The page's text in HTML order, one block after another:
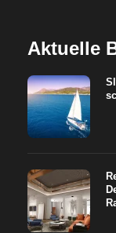
Aktuelle